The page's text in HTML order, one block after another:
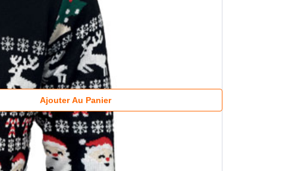
Ajouter Au Panier